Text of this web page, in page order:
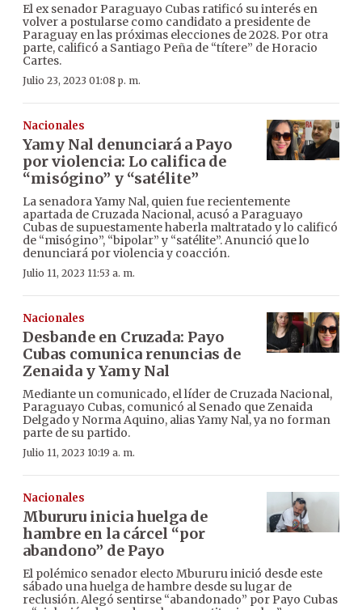
El ex senador Paraguayo Cubas ratificó su interés en
volver a postularse como candidato a presidente de
Paraguay en las próximas elecciones de 2028. Por otra
parte, calificó a Santiago Peña de “títere” de Horacio
Cartes.
Julio 23, 2023 01:08 p. m.
Nacionales
Yamy Nal denunciará a Payo
por violencia: Lo califica de
“misógino” y “satélite”
La senadora Yamy Nal, quien fue recientemente
apartada de Cruzada Nacional, acusó a Paraguayo
Cubas de supuestamente haberla maltratado y lo calificó
de “misógino”, “bipolar” y “satélite”. Anunció que lo
denunciará por violencia y coacción.
Julio 11, 2023 11:53 a. m.
Nacionales
Desbande en Cruzada: Payo
Cubas comunica renuncias de
Zenaida y Yamy Nal
Mediante un comunicado, el líder de Cruzada Nacional,
Paraguayo Cubas, comunicó al Senado que Zenaida
Delgado y Norma Aquino, alias Yamy Nal, ya no forman
parte de su partido.
Julio 11, 2023 10:19 a. m.
Nacionales
Mbururu inicia huelga de
hambre en la cárcel “por
abandono” de Payo
El polémico senador electo Mbururu inició desde este
sábado una huelga de hambre desde su lugar de
reclusión. Alegó sentirse “abandonado” por Payo Cubas